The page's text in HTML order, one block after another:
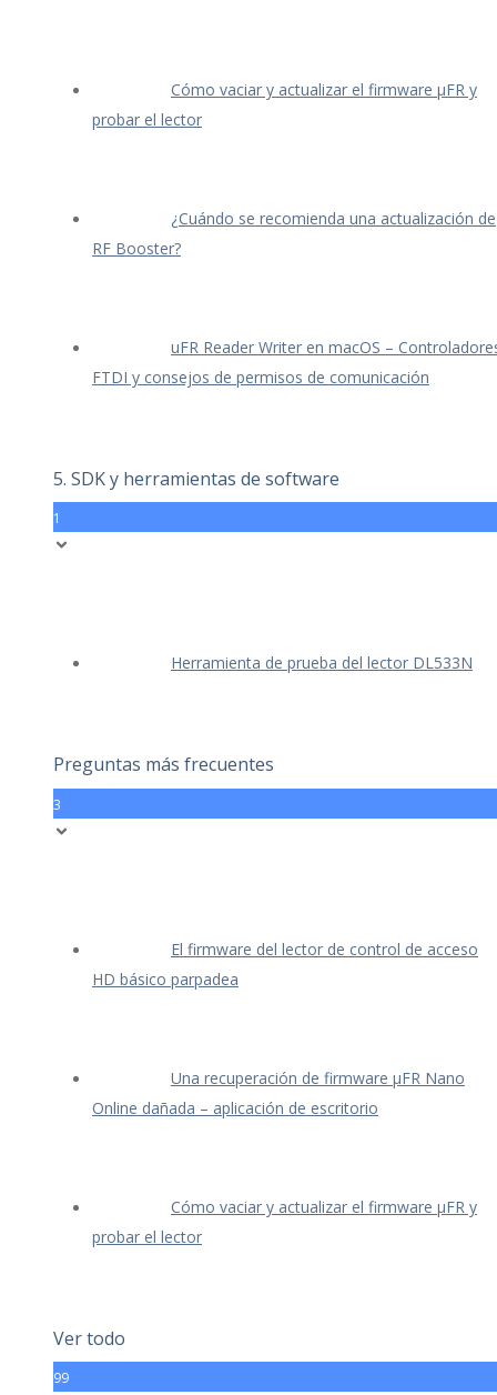
Cómo vaciar y actualizar el firmware μFR y
probar el lector
¿Cuándo se recomienda una actualización de
RF Booster?
uFR Reader Writer en macOS –
FTDI y consejos de permisos de comunicación
5. SDK y herramientas de software
1
Herramienta de prueba del lector DL533N
Preguntas más frecuentes
3
El firmware del lector de control de acceso
HD básico parpadea
Una recuperación de firmware μFR Nano
Online dañada – aplicación de escritorio
Cómo vaciar y actualizar el firmware μFR y
probar el lector
Ver todo
99